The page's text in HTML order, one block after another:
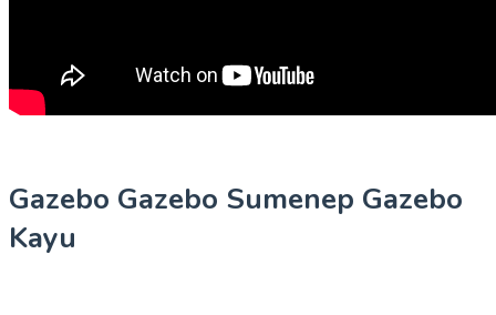
Gazebo Gazebo Sumenep Gazebo
Kayu